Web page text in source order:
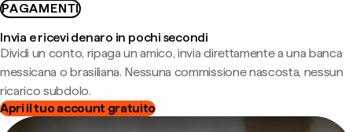
PAGAMENTI
Invia e ricevi denaro in pochi secondi
Dividi un conto, ripaga un amico, invia direttamente a una banca
messicana o brasiliana. Nessuna commissione nascosta, nessun
ricarico subdolo.
Apri il tuo account gratuito